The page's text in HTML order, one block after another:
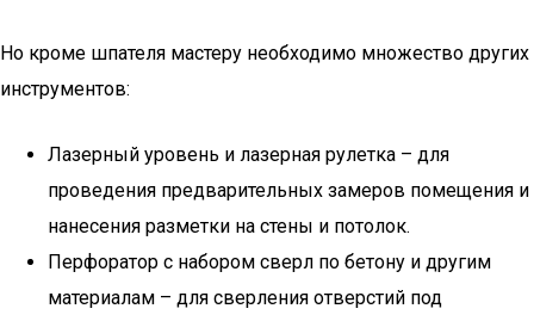
Но кроме шпателя мастеру необходимо множество других
инструментов:
Лазерный уровень и лазерная рулетка – для
проведения предварительных замеров помещения и
нанесения разметки на стены и потолок.
Перфоратор с набором сверл по бетону и другим
материалам – для сверления отверстий под